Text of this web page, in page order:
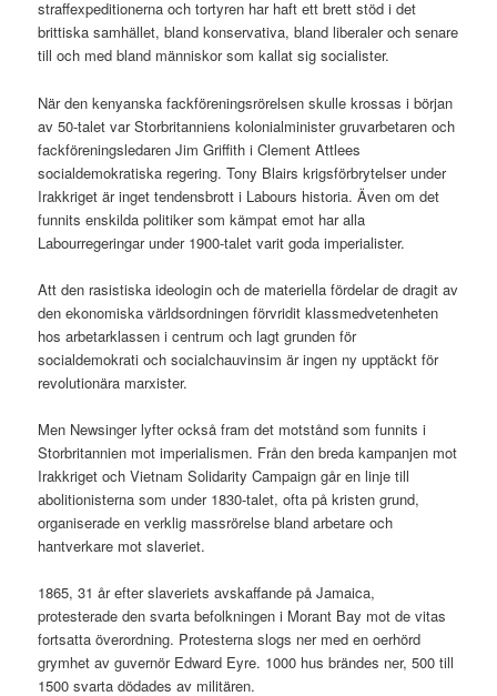
straffexpeditionerna och tortyren har haft ett brett stöd i det
brittiska samhället, bland konservativa, bland liberaler och senare
till och med bland människor som kallat sig socialister.
När den kenyanska fackföreningsrörelsen skulle krossas i början
av 50-talet var Storbritanniens kolonialminister gruvarbetaren och
fackföreningsledaren Jim Griffith i Clement Attlees
socialdemokratiska regering. Tony Blairs krigsförbrytelser under
Irakkriget är inget tendensbrott i Labours historia. Även om det
funnits enskilda politiker som kämpat emot har alla
Labourregeringar under 1900-talet varit goda imperialister.
Att den rasistiska ideologin och de materiella fördelar de dragit av
den ekonomiska världsordningen förvridit klassmedvetenheten
hos arbetarklassen i centrum och lagt grunden för
socialdemokrati och socialchauvinsim är ingen ny upptäckt för
revolutionära marxister.
Men Newsinger lyfter också fram det motstånd som funnits i
Storbritannien mot imperialismen. Från den breda kampanjen mot
Irakkriget och Vietnam Solidarity Campaign går en linje till
abolitionisterna som under 1830-talet, ofta på kristen grund,
organiserade en verklig massrörelse bland arbetare och
hantverkare mot slaveriet.
1865, 31 år efter slaveriets avskaffande på Jamaica,
protesterade den svarta befolkningen i Morant Bay mot de vitas
fortsatta överordning. Protesterna slogs ner med en oerhörd
grymhet av guvernör Edward Eyre. 1000 hus brändes ner, 500 till
1500 svarta dödades av militären.